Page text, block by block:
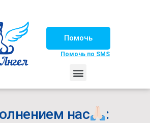
Помочь
Помочь по SMS
нас
: